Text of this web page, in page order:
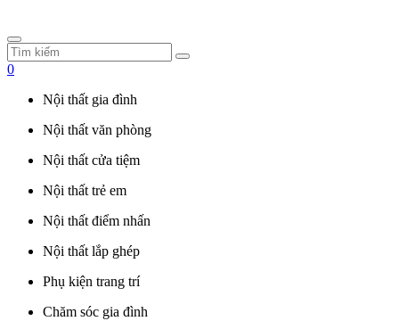
0
Nội thất gia đình
Nội thất văn phòng
Nội thất cửa tiệm
Nội thất trẻ em
Nội thất điểm nhấn
Nội thất lắp ghép
Phụ kiện trang trí
Chăm sóc gia đình